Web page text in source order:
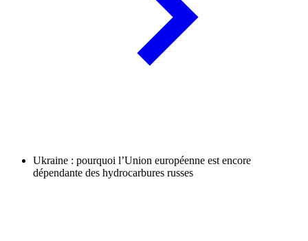
Ukraine : pourquoi l’Union européenne est encore
dépendante des hydrocarbures russes